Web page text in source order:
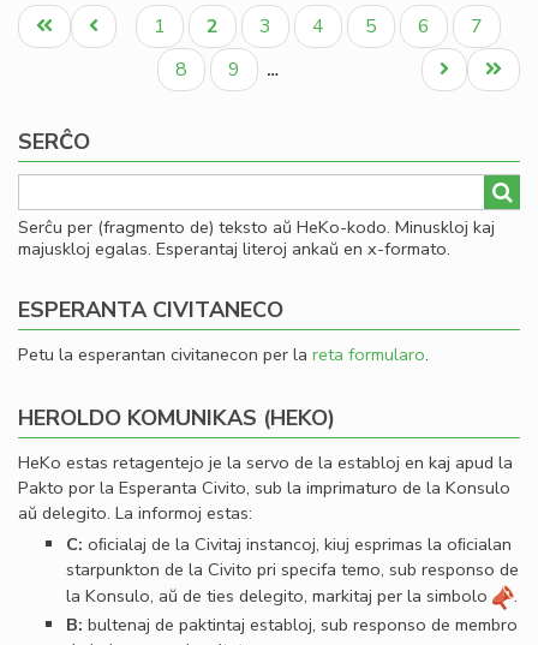
Pagination
Unua
paĝo
Antaŭa
paĝo
Paĝo
1
Aktuala
paĝo
2 Paĝo
3 Paĝo
4 Paĝo
5 Paĝo
6 Paĝo
7
Paĝo
8 Paĝo
9 …
Last
page
Next
page
SERĈO
Serĉu per (fragmento de) teksto aŭ HeKo-kodo. Minuskloj kaj
majuskloj egalas. Esperantaj literoj ankaŭ en x-formato.
ESPERANTA CIVITANECO
Petu la esperantan civitanecon per la reta formularo.
HEROLDO KOMUNIKAS (HEKO)
HeKo estas retagentejo je la servo de la establoj en kaj apud la
Pakto por la Esperanta Civito, sub la imprimaturo de la Konsulo
aŭ delegito. La informoj estas:
C: oﬁcialaj de la Civitaj instancoj, kiuj esprimas la oﬁcialan
starpunkton de la Civito pri specifa temo, sub responso de
la Konsulo, aŭ de ties delegito, markitaj per la simbolo
.
B: bultenaj de paktintaj establoj, sub responso de membro